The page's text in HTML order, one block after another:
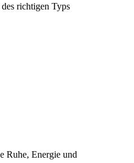
richtigen Typs
Ruhe, Energie und